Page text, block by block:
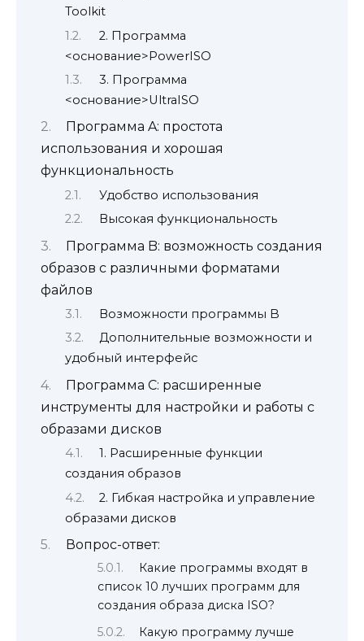
Toolkit
2. Программа
<основание>PowerISO
3. Программа
<основание>UltraISO
Программа A: простота
использования и хорошая
функциональность
Удобство использования
Высокая функциональность
Программа B: возможность создания
образов с различными форматами
файлов
Возможности программы B
Дополнительные возможности и
удобный интерфейс
Программа C: расширенные
инструменты для настройки и работы с
образами дисков
1. Расширенные функции
создания образов
2. Гибкая настройка и управление
образами дисков
Вопрос-ответ:
Какие программы входят в
список 10 лучших программ для
создания образа диска ISO?
Какую программу лучше